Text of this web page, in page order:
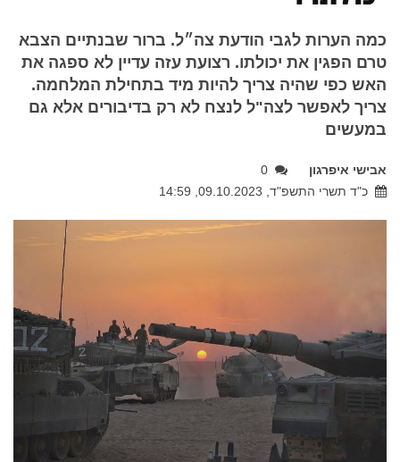
כמה הערות לגבי הודעת צה״ל. ברור שבנתיים הצבא
טרם הפגין את יכולתו. רצועת עזה עדיין לא ספגה את
האש כפי שהיה צריך להיות מיד בתחילת המלחמה.
צריך לאפשר לצה"ל לנצח לא רק בדיבורים אלא גם
במעשים
אבישי איפרגון
0
כ"ד תשרי התשפ"ד, 09.10.2023, 14:59